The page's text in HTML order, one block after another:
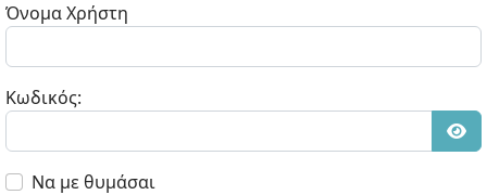
Όνομα Χρήστη
Κωδικός:
Να με θυμάσαι